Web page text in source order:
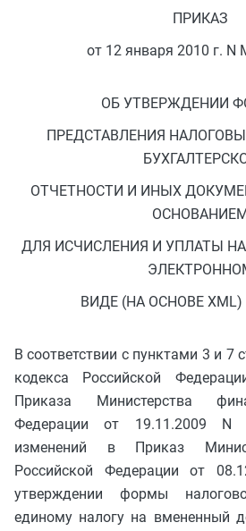
ПРИКАЗ
от 12 января 2010 г.
ОБ УТВЕРЖДЕНИИ
ПРЕДСТАВЛЕНИЯ
ОТЧЕТНОСТИ И ИНЫХ
ДЛЯ ИСЧИСЛЕНИЯ И УПЛАТЫ
ВИДЕ (НА ОСНОВЕ XML)
В соответствии с пунктами 3 и 7
кодекса Российской
Приказа Министерства
Федерации от 19.11.2009 N
изменений в Приказ
Российской Федерации от
утверждении формы
единому налогу на вмененный